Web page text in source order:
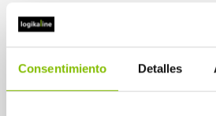
Consentimiento Detalles
a estos prosumidores no
Su aportación a la hora de
experiencia de cliente es